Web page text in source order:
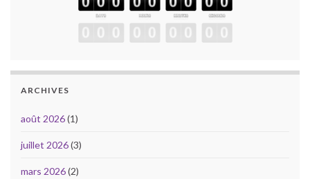
ARCHIVES
août 2026(1)
juillet 2026(3)
mars 2026(2)